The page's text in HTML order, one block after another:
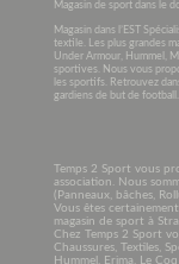
Magasin de sport dans le
Magasin dans l’EST
textile. Les plus grandes
Under Armour, Hummel,
sportives. Nous vous
les sportifs. Retrouvez
gardiens de but de football.
Temps 2 Sport vous
association. Nous
(Panneaux, bâches,
Vous êtes
magasin de sport à
Chez Temps 2 Sport
Chaussures, Textiles,
Hummel, Erima, Le Coq